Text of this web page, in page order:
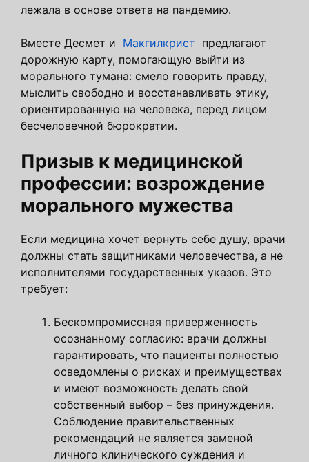
лежала в основе ответа на пандемию.
Вместе Десмет и Макгилкрист предлагают
дорожную карту, помогающую выйти из
морального тумана: смело говорить правду,
мыслить свободно и восстанавливать этику,
ориентированную на человека, перед лицом
бесчеловечной бюрократии.
Призыв к медицинской
профессии: возрождение
морального мужества
Если медицина хочет вернуть себе душу, врачи
должны стать защитниками человечества, а не
исполнителями государственных указов. Это
требует:
Бескомпромиссная приверженность
осознанному согласию: врачи должны
гарантировать, что пациенты полностью
осведомлены о рисках и преимуществах
и имеют возможность делать свой
собственный выбор – без принуждения.
Соблюдение правительственных
рекомендаций не является заменой
личного клинического суждения и